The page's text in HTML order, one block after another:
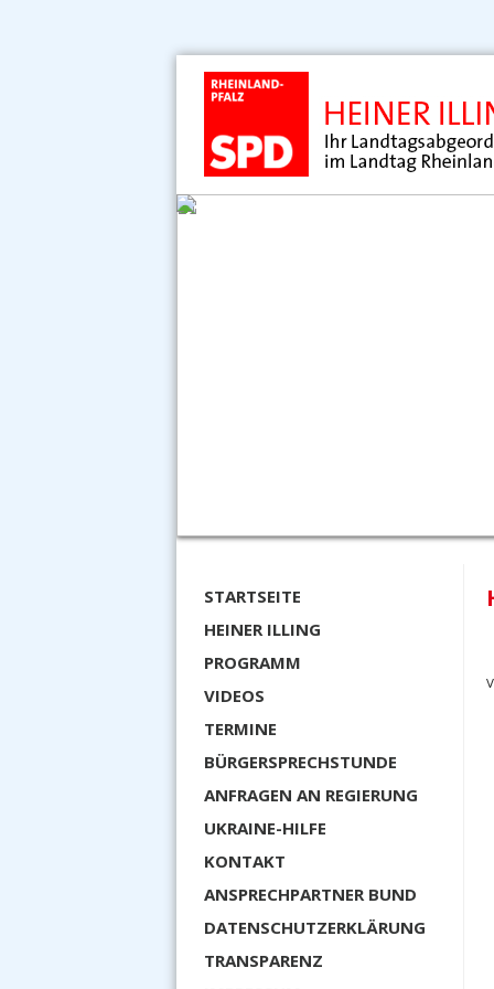
STARTSEITE
HEINER ILLING
PROGRAMM
VIDEOS
TERMINE
BÜRGERSPRECHSTUNDE
ANFRAGEN AN REGIERUNG
UKRAINE-HILFE
KONTAKT
ANSPRECHPARTNER BUND
DATENSCHUTZERKLÄRUNG
TRANSPARENZ